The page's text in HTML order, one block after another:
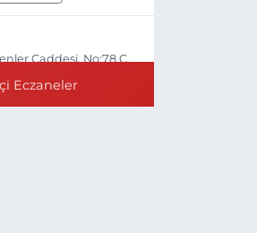
Caddesi, No:78 C
Eczaneler